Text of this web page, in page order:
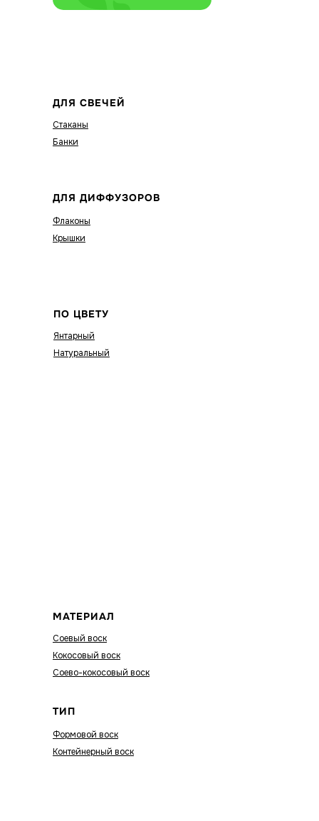
ДЛЯ СВЕЧЕЙ
Стаканы
Банки
ДЛЯ ДИФФУЗОРОВ
Флаконы
Крышки
ПО ЦВЕТУ
Янтарный
Натуральный
МАТЕРИАЛ
Соевый воск
Кокосовый воск
Соево-кокосовый воск
ТИП
Формовой воск
Контейнерный воск